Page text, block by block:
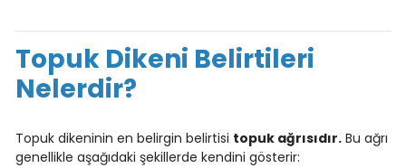
Topuk Dikeni Belirtileri
Nelerdir?
Topuk dikeninin en belirgin belirtisi topuk ağrısıdır.Bu ağrı
genellikle aşağıdaki şekillerde kendini gösterir: